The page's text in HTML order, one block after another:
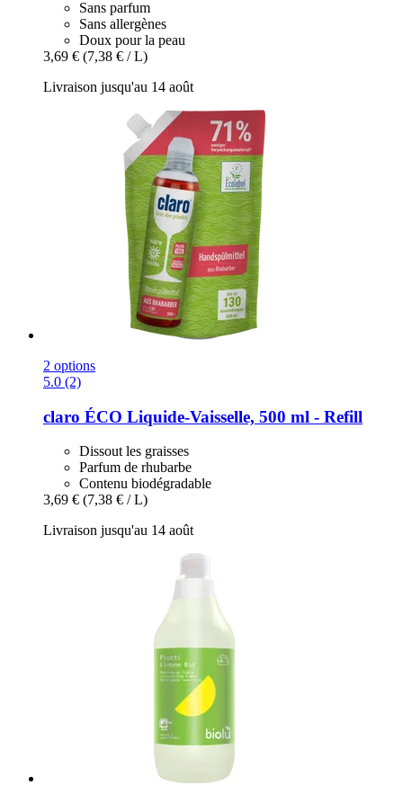
Sans parfum
Sans allergènes
Doux pour la peau
3,69 € (7,38 € / L)
Livraison jusqu'au 14 août
2 options
5.0 (2)
claro ÉCO Liquide-​Vaisselle, 500 ml -​ Refill
Dissout les graisses
Parfum de rhubarbe
Contenu biodégradable
3,69 € (7,38 € / L)
Livraison jusqu'au 14 août